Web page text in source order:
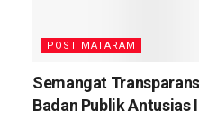
POST MATARAM
Semangat
Badan Publik